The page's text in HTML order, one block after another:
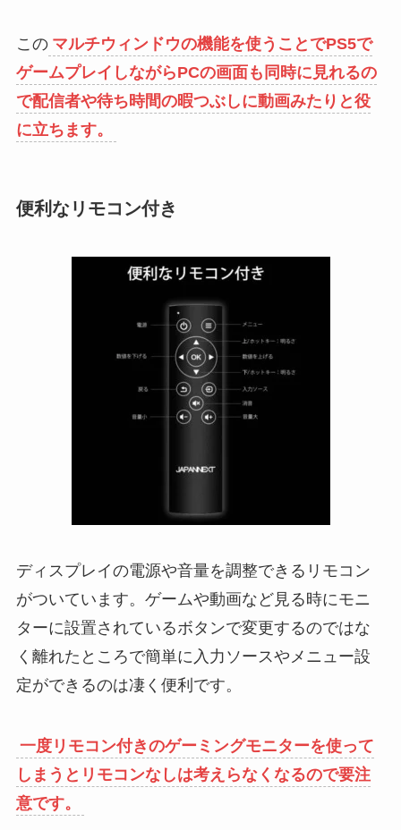
この マルチウィンドウの機能を使うことでPS5で
ゲームプレイしながらPCの画面も同時に見れるの
で配信者や待ち時間の暇つぶしに動画みたりと役
に立ちます。
便利なリモコン付き
ディスプレイの電源や音量を調整できるリモコン
がついています。ゲームや動画など見る時にモニ
ターに設置されているボタンで変更するのではな
く離れたところで簡単に入力ソースやメニュー設
定ができるのは凄く便利です。
一度リモコン付きのゲーミングモニターを使って
しまうとリモコンなしは考えらなくなるので要注
意です。